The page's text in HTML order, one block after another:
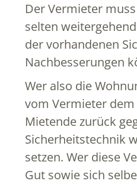
Der Vermieter
selten
der vorhandenen
Nachbesserungen
Wer also die
vom Vermieter
Mietende zurück
Sicherheitstechnik
setzen. Wer diese
Gut sowie sich